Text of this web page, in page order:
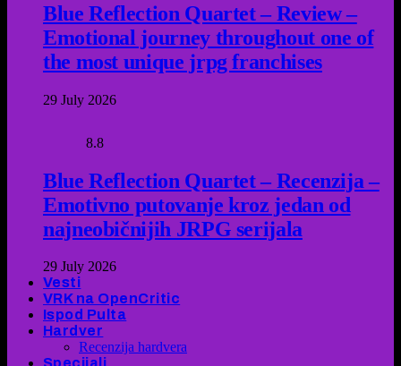
Blue Reflection Quartet – Review –
Emotional journey throughout one of
the most unique jrpg franchises
29 July 2026
8.8
Blue Reflection Quartet – Recenzija –
Emotivno putovanje kroz jedan od
najneobičnijih JRPG serijala
29 July 2026
Vesti
VRK na OpenCritic
Ispod Pulta
Hardver
Recenzija hardvera